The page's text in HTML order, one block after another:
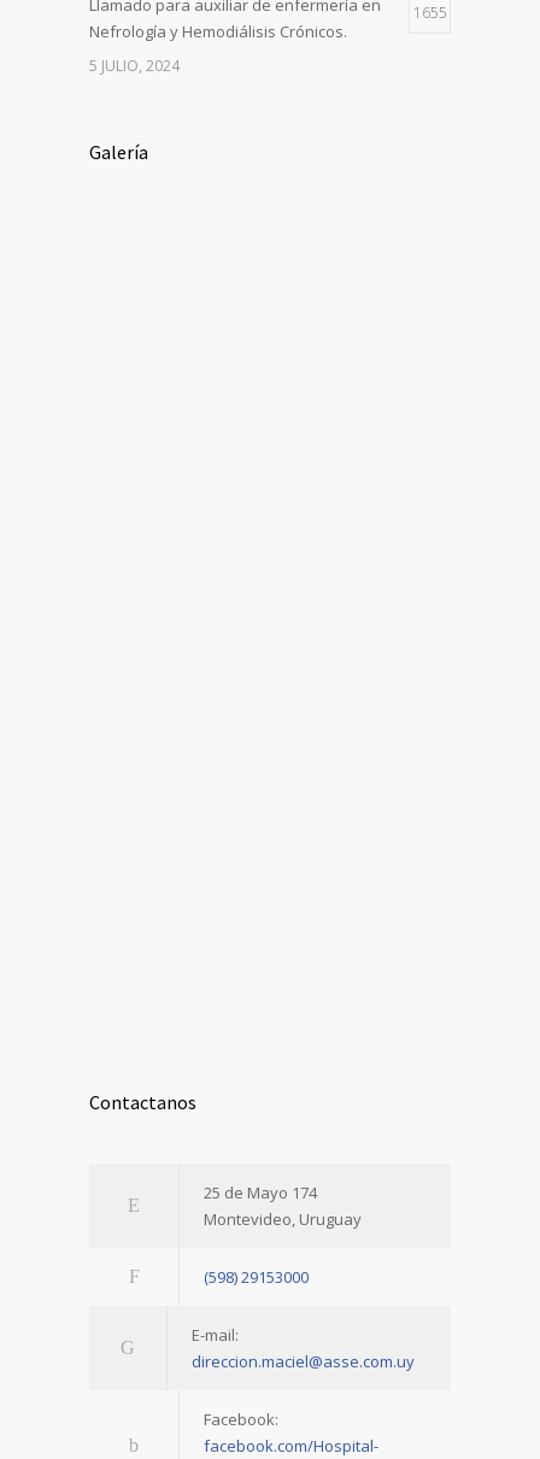
Llamado para auxiliar de enfermería en
Nefrología y Hemodiálisis Crónicos.
1655
5 JULIO, 2024
Galería
Contactanos
25 de Mayo 174
Montevideo, Uruguay
(598) 29153000
E-mail:
direccion.maciel@asse.com.uy
Facebook:
facebook.com/Hospital-